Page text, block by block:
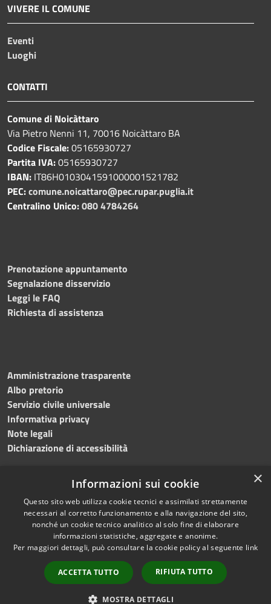
VIVERE IL COMUNE
Eventi
Luoghi
CONTATTI
Comune di Noicàttaro
Via Pietro Nenni 11, 70016 Noicàttaro BA
Codice Fiscale:05165930727
Partita IVA:05165930727
IBAN: IT86H0103041591000001521782
PEC:comune.noicattaro@pec.rupar.puglia.it
Centralino Unico:080 4784264
Prenotazione appuntamento
Segnalazione disservizio
Leggi le FAQ
Richiesta di assistenza
Amministrazione trasparente
Albo pretorio
Servizio civile universale
Informativa privacy
Note legali
Dichiarazione di accessibilità
RSS
Accessibilità
Cookie
Mappa del sito
Difensore civico
Copyright © 2023 •
Comune di Noicàttaro
Powered byMunicipium
Redazione•Portale
dipendente
WebMail Dipendenti
×
Informazioni sui cookie
Questo sito web utilizza cookie tecnici e assimilati strettamente
necessari al corretto funzionamento e alla navigazione del sito,
nonché un cookie tecnico analitico al solo fine di elaborare
informazioni statistiche, aggregate e anonime.
Per maggiori dettagli, può consultare la cookie policy al seguente link
ACCETTA TUTTO RIFIUTA TUTTO
MOSTRA DETTAGLI